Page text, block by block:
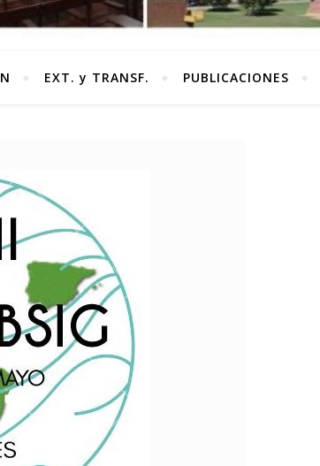
EXT. y TRANSF. PUBLICACIONES